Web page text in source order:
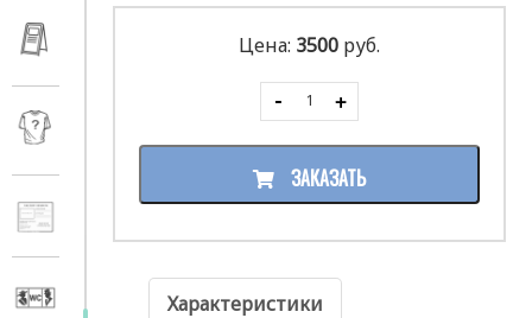
Цена: 3500 руб.
ЗАКАЗАТЬ
Характеристики